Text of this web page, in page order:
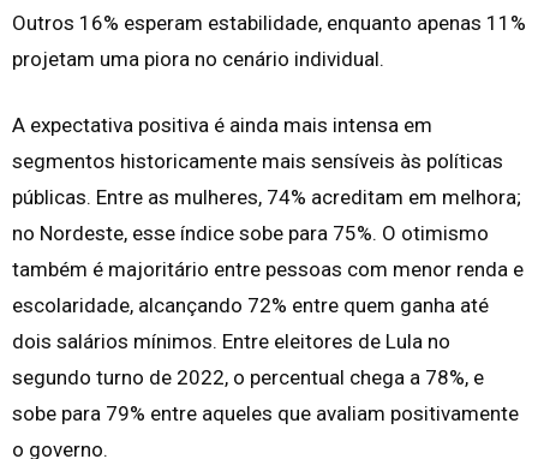
Outros 16% esperam estabilidade, enquanto apenas 11%
projetam uma piora no cenário individual.
A expectativa positiva é ainda mais intensa em
segmentos historicamente mais sensíveis às políticas
públicas. Entre as mulheres, 74% acreditam em melhora;
no Nordeste, esse índice sobe para 75%. O otimismo
também é majoritário entre pessoas com menor renda e
escolaridade, alcançando 72% entre quem ganha até
dois salários mínimos. Entre eleitores de Lula no
segundo turno de 2022, o percentual chega a 78%, e
sobe para 79% entre aqueles que avaliam positivamente
o governo.